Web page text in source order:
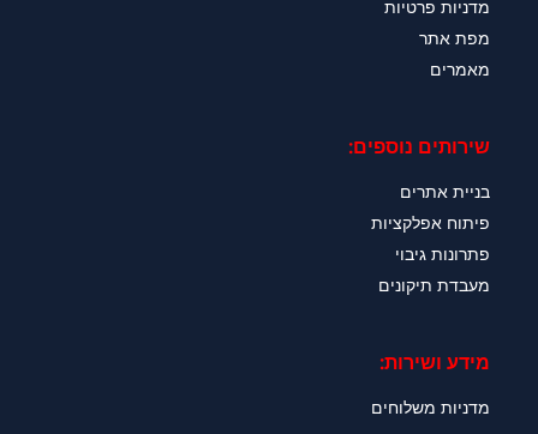
מדניות פרטיות
מפת אתר
מאמרים
שירותים נוספים:
בניית אתרים
פיתוח אפלקציות
פתרונות גיבוי
מעבדת תיקונים
מידע ושירות:
מדניות משלוחים